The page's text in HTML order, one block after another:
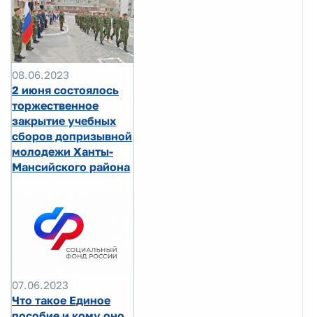
08.06.2023
2 июня состоялось
торжественное
закрытие учебных
сборов допризывной
молодежи Ханты-
Мансийского района
07.06.2023
Что такое Единое